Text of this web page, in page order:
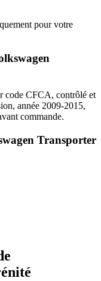
pour votre
code CFCA, contrôlé et
année 2009-2015,
commande.
Transporter